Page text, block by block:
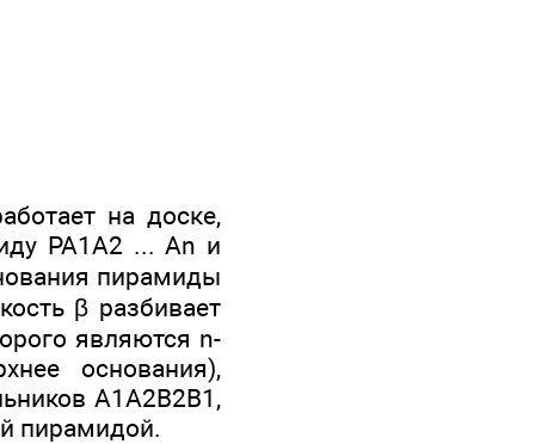
на доске,
РА1А2 ... Аn и
пирамиды
β разбивает
являются n-
основания),
А1А2В2В1,
пирамидой.